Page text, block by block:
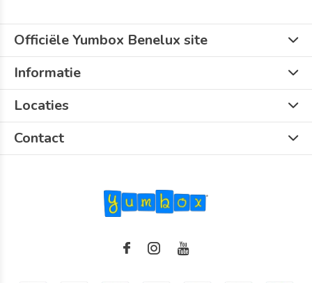
Officiële Yumbox Benelux site
Informatie
Locaties
Contact